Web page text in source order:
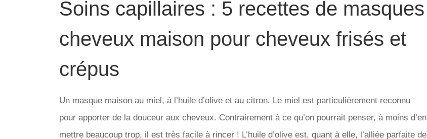
Soins capillaires : 5 recettes de masques
cheveux maison pour cheveux frisés et
crépus
Un masque maison au miel, à l’huile d’olive et au citron. Le miel est particulièrement reconnu
pour apporter de la douceur aux cheveux. Contrairement à ce qu’on pourrait penser, à moins d’en
mettre beaucoup trop, il est très facile à rincer ! L’huile d’olive est, quant à elle, l’alliée parfaite de